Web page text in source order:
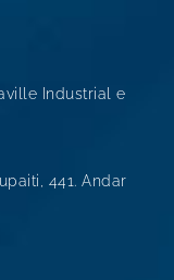
Industrial e
441. Andar